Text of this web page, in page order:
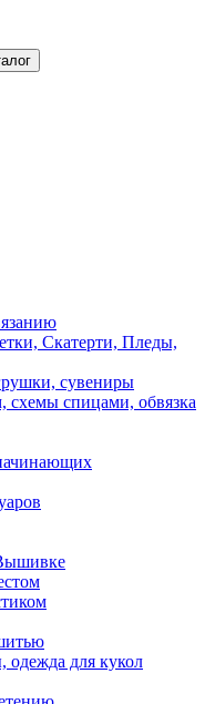
Скатерти, Пледы,
сувениры
спицами, обвязка
для кукол